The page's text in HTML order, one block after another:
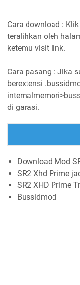
Cara download :
teralihkan oleh
ketemu visit link.
Cara pasang : Jika
berextensi
di garasi.
Download Mod
SR2 Xhd Prime
SR2 XHD Prime
Bussidmod